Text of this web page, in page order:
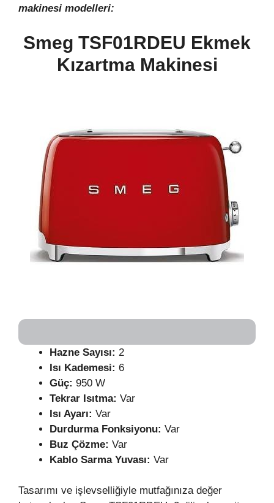
makinesi modelleri:
Smeg TSF01RDEU Ekmek
Kızartma Makinesi
Hazne Sayısı: 2
Isı Kademesi: 6
Güç: 950 W
Tekrar Isıtma: Var
Isı Ayarı: Var
Durdurma Fonksiyonu: Var
Buz Çözme: Var
Kablo Sarma Yuvası: Var
Tasarımı ve işlevselliğiyle mutfağınıza değer